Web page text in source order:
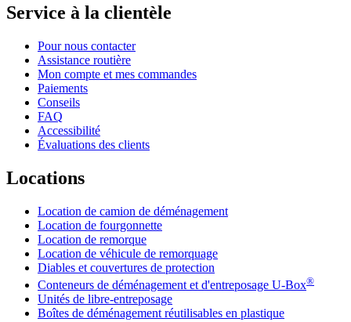
Service à la clientèle
Pour nous contacter
Assistance routière
Mon compte et mes commandes
Paiements
Conseils
FAQ
Accessibilité
Évaluations des clients
Locations
Location de camion de déménagement
Location de fourgonnette
Location de remorque
Location de véhicule de remorquage
Diables et couvertures de protection
Conteneurs de déménagement et d'entreposage U-Box®
Unités de libre-entreposage
Boîtes de déménagement réutilisables en plastique